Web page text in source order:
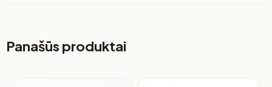
Panašūs produktai